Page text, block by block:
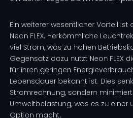
Ein weiterer wesentlicher Vorteil ist
Neon FLEX. Herkömmliche
viel Strom, was zu hohen
Gegensatz dazu nutzt Neon FLEX
für ihren geringen
Lebensdauer bekannt ist. Dies
Stromrechnung, sondern
Umweltbelastung, was es zu einer
Option macht.